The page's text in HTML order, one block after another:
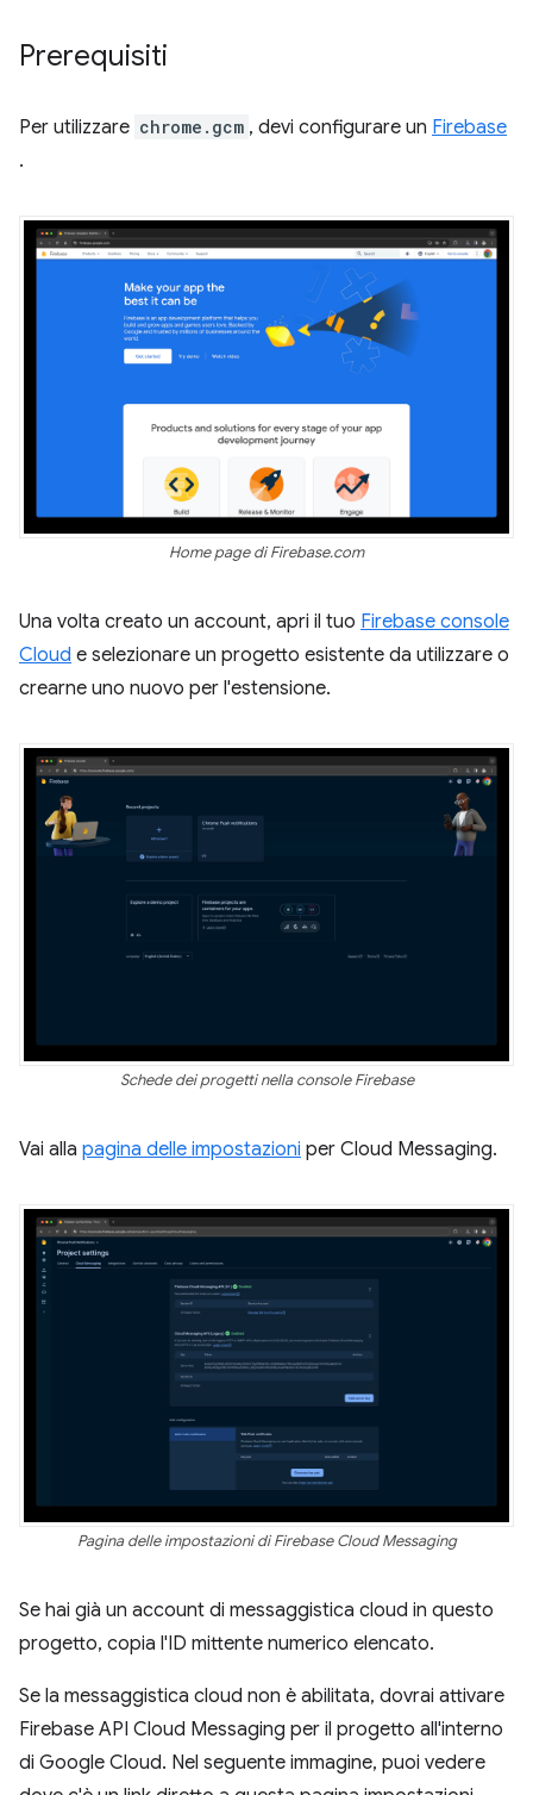
Prerequisiti
Per utilizzare chrome.gcm , devi configurare un Firebase
.
Home page di Firebase.com
Una volta creato un account, apri il tuo Firebase console
Cloud e selezionare un progetto esistente da utilizzare o
crearne uno nuovo per l'estensione.
Schede dei progetti nella console Firebase
Vai alla pagina delle impostazioni per Cloud Messaging.
Pagina delle impostazioni di Firebase Cloud Messaging
Se hai già un account di messaggistica cloud in questo
progetto, copia l'ID mittente numerico elencato.
Se la messaggistica cloud non è abilitata, dovrai attivare
Firebase API Cloud Messaging per il progetto all'interno
di Google Cloud. Nel seguente immagine, puoi vedere